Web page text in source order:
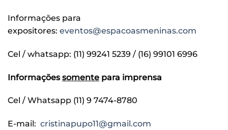
Informações para
expositores: eventos@espacoasmeninas.com
Cel / whatsapp: (11) 99241 5239 / (16) 99101 6996
Informaçõessomente para imprensa
Cel / Whatsapp (11) 9 7474-8780
E-mail: cristinapupo11@gmail.com